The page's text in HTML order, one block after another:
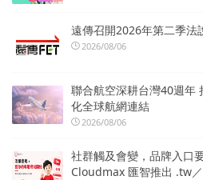
遠傳召開2026年第二季法
2026/08/06
聯合航空深耕台灣40週年
化全球航網連結
2026/08/06
社群觸及會變，品牌入口
Cloudmax 匯智推出 .tw